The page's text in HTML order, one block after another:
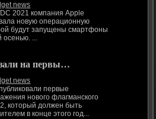
news
2021 компания Apple
новую операционную
будут запущены смартфоны
линейки iPhone 13 этой осенью. ...
на первы…
news
первые
нового флагманского
который должен быть
в конце этого год...